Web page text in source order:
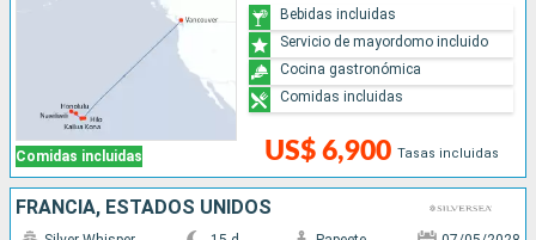
Comidas incluidas US$ 6,900 Tasas incluidas
Bebidas incluidas
Servicio de mayordomo incluido
Cocina gastronómica
Comidas incluidas
FRANCIA, ESTADOS UNIDOS